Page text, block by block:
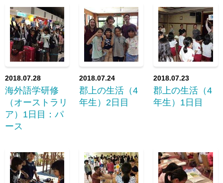
2018.07.28
海外語学研修
（オーストラリ
ア）1日目：パ
ース
2018.07.24
郡上の生活（4
年生）2日目
2018.07.23
郡上の生活（4
年生）1日目